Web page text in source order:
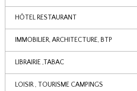
HÔTEL RESTAURANT
IMMOBILIER, ARCHITECTURE, BTP
LIBRAIRIE ,TABAC
LOISIR , TOURISME CAMPINGS